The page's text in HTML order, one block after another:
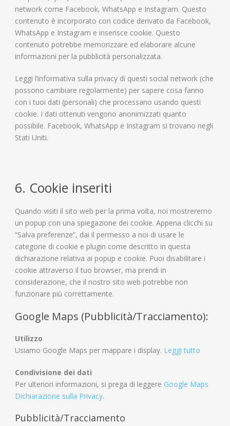
network come Facebook, WhatsApp e Instagram. Questo
contenuto è incorporato con codice derivato da Facebook,
WhatsApp e Instagram e inserisce cookie. Questo
contenuto potrebbe memorizzare ed elaborare alcune
informazioni per la pubblicità personalizzata.
Leggi l’informativa sulla privacy di questi social network (che
possono cambiare regolarmente) per sapere cosa fanno
con i tuoi dati (personali) che processano usando questi
cookie. I dati ottenuti vengono anonimizzati quanto
possibile. Facebook, WhatsApp e Instagram si trovano negli
Stati Uniti.
6. Cookie inseriti
Quando visiti il sito web per la prima volta, noi mostreremo
un popup con una spiegazione dei cookie. Appena clicchi su
“Salva preferenze”, dai il permesso a noi di usare le
categorie di cookie e plugin come descritto in questa
dichiarazione relativa ai popup e cookie. Puoi disabilitare i
cookie attraverso il tuo browser, ma prendi in
considerazione, che il nostro sito web potrebbe non
funzionare più correttamente.
Google Maps (Pubblicità/Tracciamento):
Utilizzo
Usiamo Google Maps per mappare i display. Leggi tutto
Condivisione dei dati
Per ulteriori informazioni, si prega di leggere Google Maps
Dichiarazione sulla Privacy.
Pubblicità/Tracciamento